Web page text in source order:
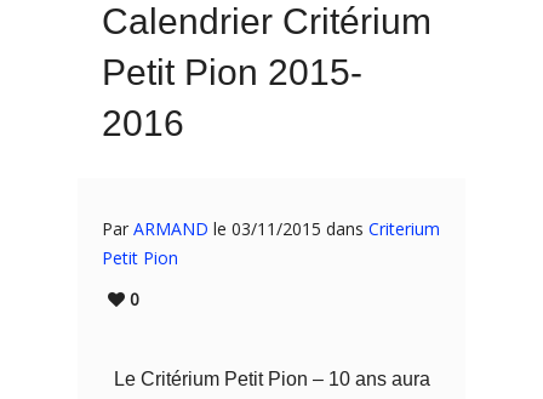
Calendrier Critérium
Petit Pion 2015-
2016
Par ARMAND le 03/11/2015 dans Criterium
Petit Pion
0
Le Critérium Petit Pion – 10 ans aura